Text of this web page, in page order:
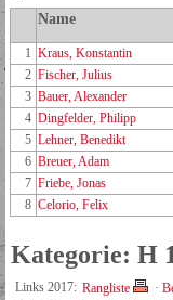
Name
1 Kraus, Konstantin
2 Fischer, Julius
3 Bauer, Alexander
4 Dingfelder, Philipp
5 Lehner, Benedikt
6 Breuer, Adam
7 Friebe, Jonas
8 Celorio, Felix
Kategorie: H
Links 2017: Rangliste ·